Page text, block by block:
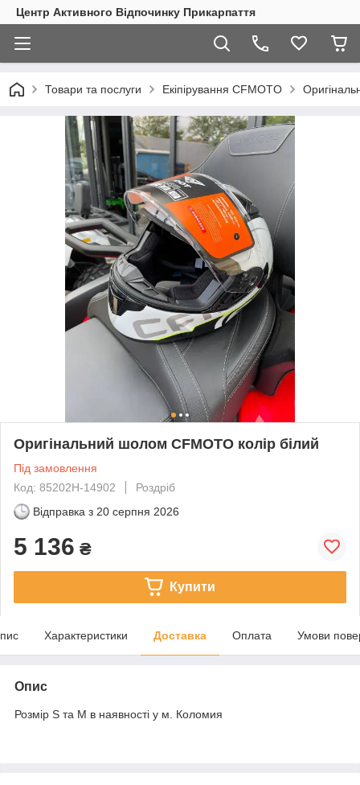
Центр Активного Відпочинку Прикарпаття
Товари та послуги Екіпірування CFMOTO
Оригінальний шолом CFMOTO колір білий
Під замовлення
Код: 85202H-14902
Роздріб
Відправка з 20 серпня 2026
5 136 ₴
Купити
Характеристики Доставка Оплата Умови
Опис
Розмір S та М в наявності у м. Коломия